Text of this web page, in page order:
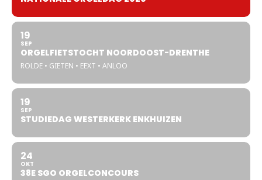
19
SEP
ORGELFIETSTOCHT NOORDOOST-DRENTHE
ROLDE • GIETEN • EEXT • ANLOO
19
SEP
STUDIEDAG WESTERKERK ENKHUIZEN
24
OKT
38E SGO ORGELCONCOURS